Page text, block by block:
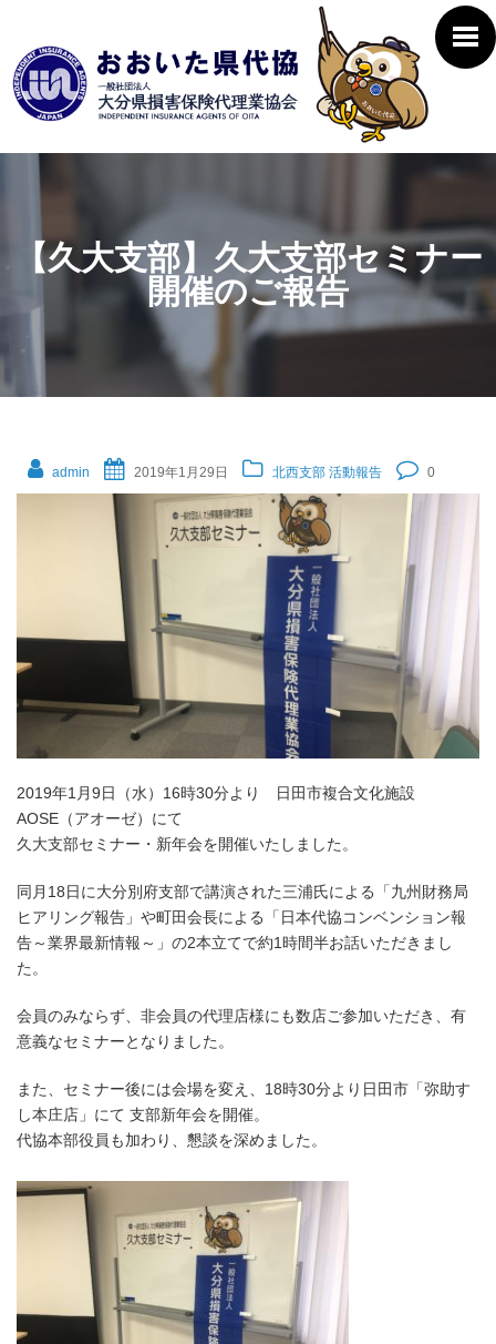
【久大支部】久大支部セミナー
開催のご報告
admin 2019年1月29日 北西支部 活動報告 0
2019年1月9日（水）16時30分より 日田市複合文化施設
AOSE（アオーゼ）にて
久大支部セミナー・新年会を開催いたしました。
同月18日に大分別府支部で講演された三浦氏による「九州財務局
ヒアリング報告」や町田会長による「日本代協コンベンション報
告～業界最新情報～」の2本立てで約1時間半お話いただきまし
た。
会員のみならず、非会員の代理店様にも数店ご参加いただき、有
意義なセミナーとなりました。
また、セミナー後には会場を変え、18時30分より日田市「弥助す
し本庄店」にて 支部新年会を開催。
代協本部役員も加わり、懇談を深めました。